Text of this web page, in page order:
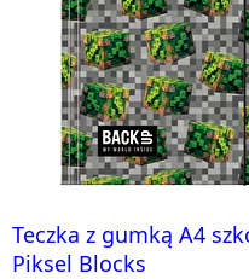
Teczka z gumką A4
Piksel Blocks